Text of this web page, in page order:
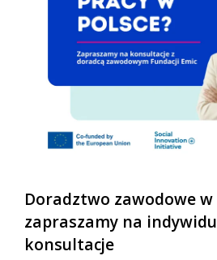
Doradztwo zawodowe w
zapraszamy na
konsultacje